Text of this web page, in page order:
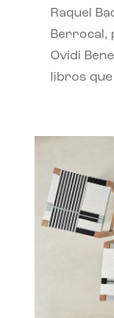
Raquel
Berrocal,
Ovidi
libros